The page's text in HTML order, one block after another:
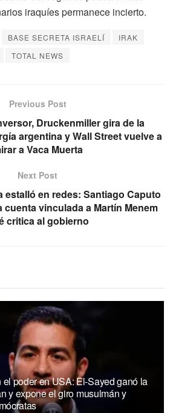
iraquíes permanece incierto.
BASE SECRETA ISRAELÍ
IRAK
TOTAL NEWS
Previous Post
Druckenmiller gira de la
argentina y Wall Street vuelve a
a Vaca Muerta
Next Post
estalló en redes: Santiago Caputo
vinculada a Martín Menem
critica al gobierno
poder en USA: El-Sayed ganó la
y expone el giro musulmán y